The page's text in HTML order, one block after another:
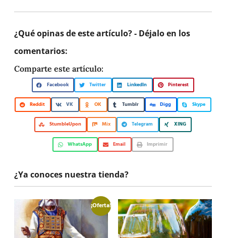
¿Qué opinas de este artículo? - Déjalo en los
comentarios:
Comparte este artículo:
Facebook Twitter LinkedIn Pinterest
Reddit VK OK Tumblr Digg Skype
StumbleUpon Mix Telegram XING
WhatsApp Email Imprimir
¿Ya conoces nuestra tienda?
¡Oferta!